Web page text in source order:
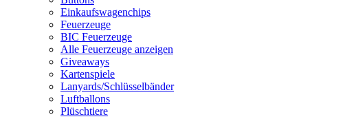
Einkaufswagenchips
Feuerzeuge
BIC Feuerzeuge
Alle Feuerzeuge anzeigen
Giveaways
Kartenspiele
Lanyards/Schlüsselbänder
Luftballons
Plüschtiere